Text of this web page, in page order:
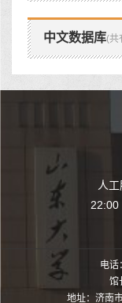
中文数据库(共
至周日8:00-
园校区图书馆
人
22:00
电
馆
地址：济南